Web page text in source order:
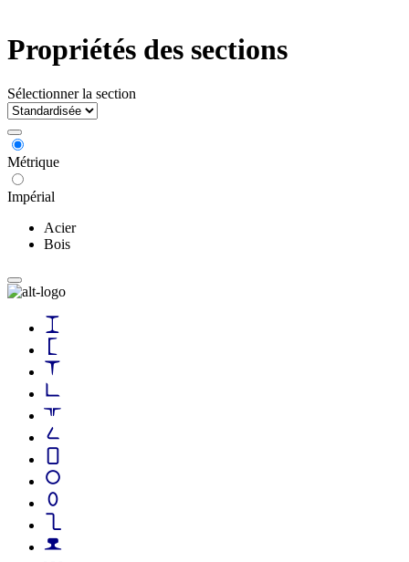
Propriétés des sections
Sélectionner la section
Métrique
Impérial
Acier
Bois